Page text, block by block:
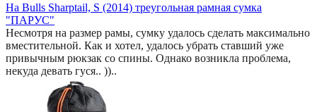
На Bulls Sharptail, S (2014) треугольная рамная сумка
"ПАРУС"
Несмотря на размер рамы, сумку удалось сделать максимально
вместительной. Как и хотел, удалось убрать ставший уже
привычным рюкзак со спины. Однако возникла проблема,
некуда девать гуся.. ))..